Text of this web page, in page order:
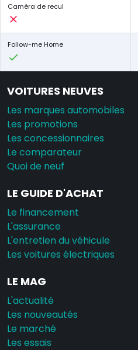
Caméra de recul
Follow-me Home
VOITURES NEUVES
Les marques automobiles
Les promotions
Les concessionnaires
Le comparateur
Quoi de neuf
LE GUIDE D'ACHAT
Le financement
L'assurance
L'entretien du véhicule
Les voitures électriques
LE MAG
L'actualité
Les nouveautés
Le marché
Les essais